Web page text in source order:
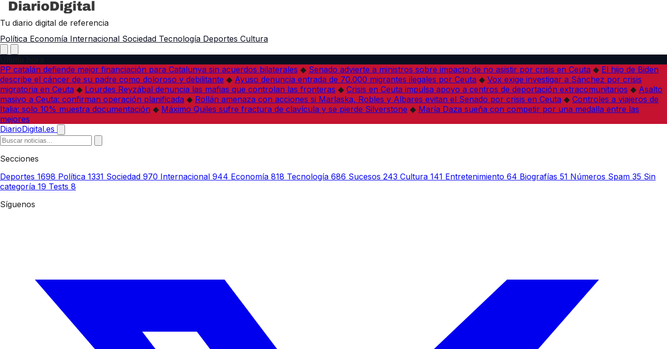
Tu diario digital de referencia
Política Economía Internacional Sociedad Tecnología Deportes Cultura
PP catalán defiende mejor financiación para Catalunya sin acuerdos bilaterales ◆ Senado advierte a ministros sobre impacto de no asistir por crisis en Ceuta ◆ El hijo de Biden
describe el cáncer de su padre como doloroso y debilitante ◆ Ayuso denuncia entrada de 70.000 migrantes ilegales por Ceuta ◆ Vox exige investigar a Sánchez por crisis
migratoria en Ceuta ◆ Lourdes Reyzábal denuncia las mafias que controlan las fronteras ◆ Crisis en Ceuta impulsa apoyo a centros de deportación extracomunitarios ◆ Asalto
masivo a Ceuta: confirman operación planificada ◆ Rollán amenaza con acciones si Marlaska, Robles y Albares evitan el Senado por crisis en Ceuta ◆ Controles a viajeros de
Italia: solo 10% muestra documentación ◆ Máximo Quiles sufre fractura de clavícula y se pierde Silverstone ◆ María Daza sueña con competir por una medalla entre las
mejores
DiarioDigital.es
Secciones
Deportes 1698 Política 1331 Sociedad 970 Internacional 944 Economía 818 Tecnología 686 Sucesos 243 Cultura 141 Entretenimiento 64 Biografías 51 Números Spam 35 Sin
categoría 19 Tests 8
Síguenos